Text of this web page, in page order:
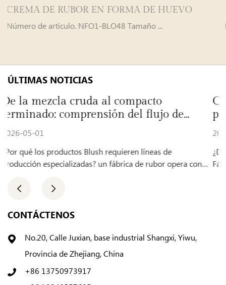
DE HUEVO
Número de artículo. NFO1-BLO48 Tamaño ...
Brillo de labios mate Velvet
ÚLTIMAS NOTICIAS
del flujo de
líneas de
Cómo una fábrica de
produce fórmulas
¿De qué es responsable una fábrica de
Fábrica de bases líquidas se especializa en producir
CONTÁCTENOS
No.20, Calle Juxian, base industrial Shangxi, Yiwu,
Provincia de Zhejiang, China
+86 13750973917